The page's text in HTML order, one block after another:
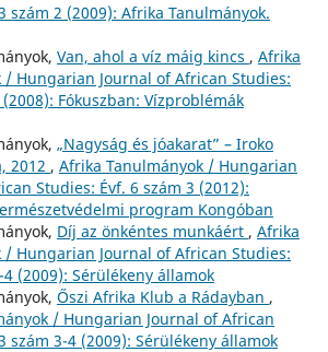
szám 2 (2009): Afrika Tanulmányok.
Van, ahol a víz máig kincs , Afrika
/ Hungarian Journal of African Studies:
(2008): Fókuszban: Vízproblémák
„Nagyság és jóakarat” – Iroko
2012 , Afrika Tanulmányok / Hungarian
Studies: Évf. 6 szám 3 (2012):
program Kongóban
Díj az önkéntes munkáért , Afrika
/ Hungarian Journal of African Studies:
4 (2009): Sérülékeny államok
Őszi Afrika Klub a Rádayban ,
/ Hungarian Journal of African
szám 3-4 (2009): Sérülékeny államok